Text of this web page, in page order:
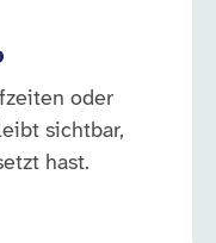
oder
sichtbar,
hast.